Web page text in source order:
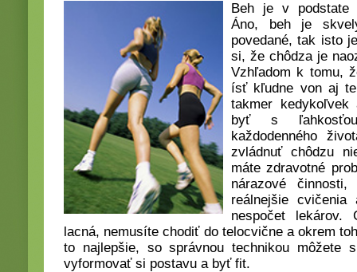
Beh je v podstate
Áno, beh je
povedané, tak isto
si, že chôdza je
Vzhľadom k tomu,
ísť kľudne von aj
takmer kedykoľvek
byť s
každodenného
zvládnuť chôdzu
máte zdravotné
nárazové
reálnejšie cvičenia
nespočet lekárov.
lacná, nemusíte chodiť do telocvične a okrem
to najlepšie, so správnou technikou môžete
vyformovať si postavu a byť fit.